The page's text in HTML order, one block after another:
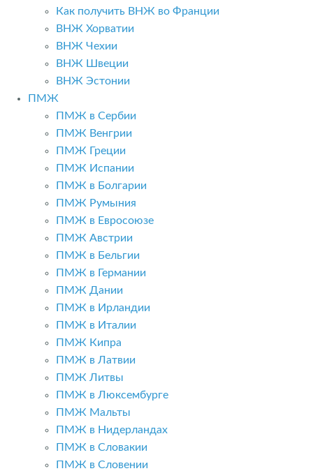
Как получить ВНЖ во Франции
ВНЖ Хорватии
ВНЖ Чехии
ВНЖ Швеции
ВНЖ Эстонии
ПМЖ
ПМЖ в Сербии
ПМЖ Венгрии
ПМЖ Греции
ПМЖ Испании
ПМЖ в Болгарии
ПМЖ Румыния
ПМЖ в Евросоюзе
ПМЖ Австрии
ПМЖ в Бельгии
ПМЖ в Германии
ПМЖ Дании
ПМЖ в Ирландии
ПМЖ в Италии
ПМЖ Кипра
ПМЖ в Латвии
ПМЖ Литвы
ПМЖ в Люксембурге
ПМЖ Мальты
ПМЖ в Нидерландах
ПМЖ в Словакии
ПМЖ в Словении